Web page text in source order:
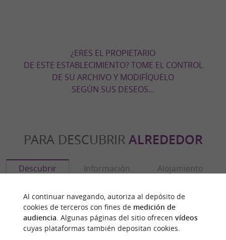
¿ERES EL PROPIETARIO
DE ESTE ESTABLECIMIENTO? TOME EL CONTROL
DE SU ARCHIVO Y MODIFÍQUELO
SEGÚN SUS DESEOS...
PARA DESCUBRIR ALREDEDOR
Descubrir Información Alojamiento
Al continuar navegando, autoriza al depósito de
cookies de terceros con fines de medición de
audiencia . Algunas páginas del sitio ofrecen vídeos
cuyas plataformas también depositan cookies.